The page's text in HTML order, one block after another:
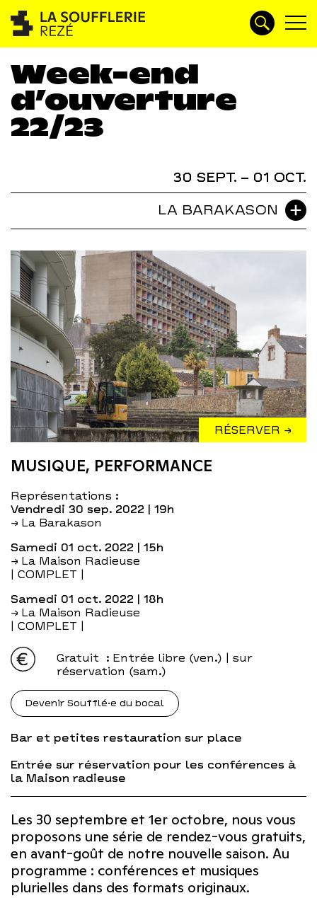
Week-end
d’ouverture
22/23
30 SEPT. – 01 OCT.
LA BARAKASON
RÉSERVER →
MUSIQUE, PERFORMANCE
Représentations :
vendredi 30 sep. 2022 | 19h
→ La Barakason
samedi 01 oct. 2022 | 15h
→ La Maison Radieuse
| COMPLET |
samedi 01 oct. 2022 | 18h
→ La Maison Radieuse
| COMPLET |
Gratuit
: Entrée libre (ven.) | sur
réservation (sam.)
Devenir Soufflé·e du bocal
Bar et petites restauration sur place
Entrée sur réservation pour les conférences à
la Maison radieuse
Les 30 septembre et 1er octobre, nous vous
proposons une série de rendez-vous gratuits,
en avant-goût de notre nouvelle saison. Au
programme : conférences et musiques
plurielles dans des formats originaux.